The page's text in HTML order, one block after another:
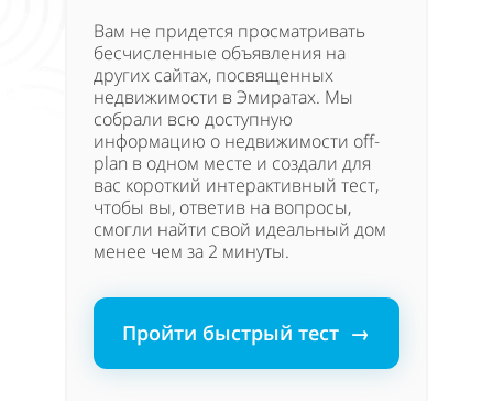
Пройти быстрый тест →
Вам не придется просматривать
бесчисленные объявления на
других сайтах, посвященных
недвижимости в Эмиратах. Мы
собрали всю доступную
информацию о недвижимости off-
plan в одном месте и создали для
вас короткий интерактивный тест,
чтобы вы, ответив на вопросы,
смогли найти свой идеальный дом
менее чем за 2 минуты.